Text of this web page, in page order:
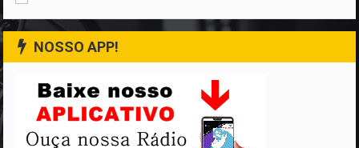
NOSSO APP!